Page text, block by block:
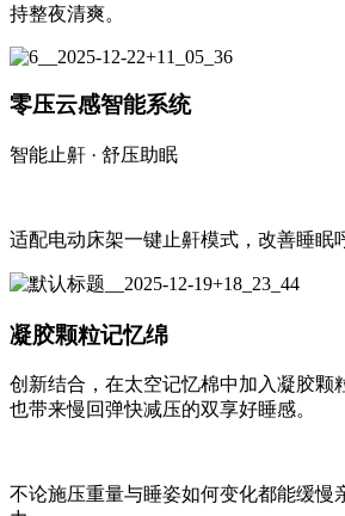
持整夜清爽。
零压云感智能系统
智能止鼾 · 舒压助眠
适配电动床架一键止鼾模式，改善睡眠
凝胶颗粒记忆绵
创新结合，在太空记忆棉中加入凝胶颗
也带来慢回弹快减压的双享好睡感。
不论施压重量与睡姿如何变化都能缓慢